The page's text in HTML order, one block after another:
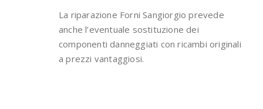
La riparazione Forni Sangiorgio prevede
anche l’eventuale sostituzione dei
componenti danneggiati con ricambi originali
a prezzi vantaggiosi.